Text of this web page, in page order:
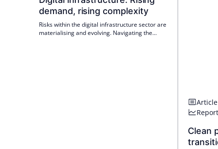
demand, rising complexity
Risks within the digital infrastructure sector are
materialising and evolving. Navigating the
Article
Report
Clean